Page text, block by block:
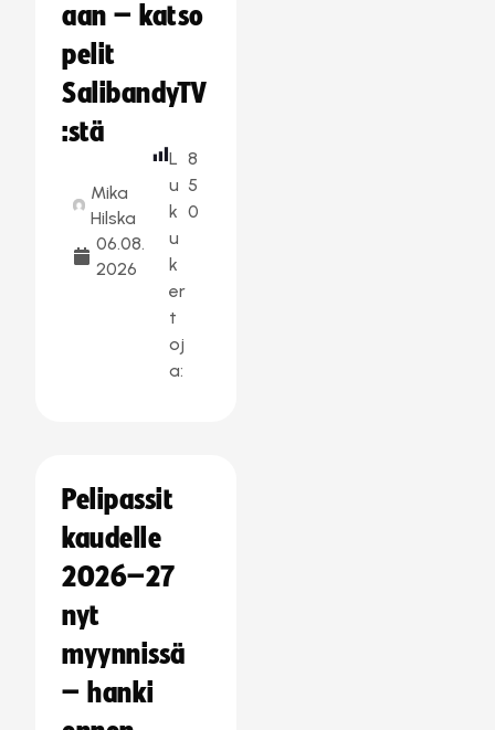
aan – katso
pelit
SalibandyTV
:stä
Mika
Hilska
06.08.
2026
L
u
k
u
k
er
t
oj
a:
8
5
0
Pelipassit
kaudelle
2026–27
nyt
myynnissä
– hanki